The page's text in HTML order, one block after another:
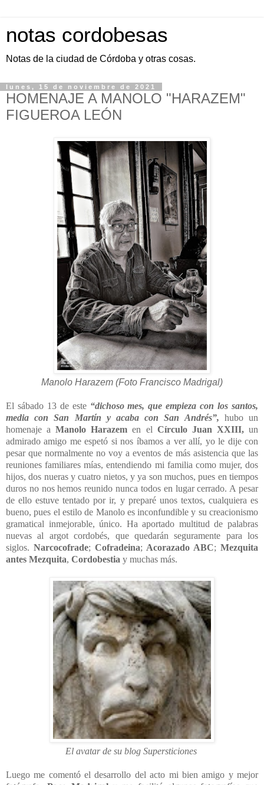
notas cordobesas
Notas de la ciudad de Córdoba y otras cosas.
lunes, 15 de noviembre de 2021
HOMENAJE A MANOLO "HARAZEM"
FIGUEROA LEÓN
Manolo Harazem (Foto Francisco Madrigal)
El sábado 13 de este “dichoso mes, que empieza con los santos,
media con San Martín y acaba con San Andrés”, hubo un
homenaje aManolo Harazem en el Círculo Juan XXIII,un
admirado amigo me espetó si nos íbamos a ver allí, yo le dije con
pesar que normalmente no voy a eventos de más asistencia que las
reuniones familiares mías, entendiendo mi familia como mujer, dos
hijos, dos nueras y cuatro nietos, y ya son muchos, pues en tiempos
duros no nos hemos reunido nunca todos en lugar cerrado. A pesar
de ello estuve tentado por ir, y preparé unos textos, cualquiera es
bueno, pues el estilo de Manolo es inconfundible y su creacionismo
gramatical inmejorable, único. Ha aportado multitud de palabras
nuevas al argot cordobés, que quedarán seguramente para los
siglos. Narcocofrade; Cofradeina; Acorazado ABC;Mezquita
antes Mezquita, Cordobestia y muchas más.
El avatar de su blog Supersticiones
Luego me comentó el desarrollo del acto mi bien amigo y mejor